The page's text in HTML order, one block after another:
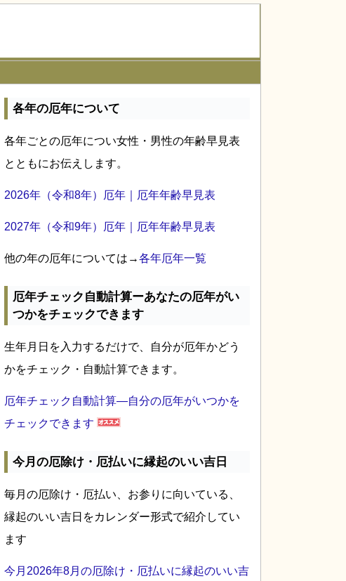
各年の厄年について
各年ごとの厄年につい女性・男性の年齢早見表
とともにお伝えします。
2026年（令和8年）厄年｜厄年年齢早見表
2027年（令和9年）厄年｜厄年年齢早見表
他の年の厄年については→各年厄年一覧
厄年チェック自動計算ーあなたの厄年がい
つかをチェックできます
生年月日を入力するだけで、自分が厄年かどう
かをチェック・自動計算できます。
厄年チェック自動計算―自分の厄年がいつかを
チェックできます
今月の厄除け・厄払いに縁起のいい吉日
毎月の厄除け・厄払い、お参りに向いている、
縁起のいい吉日をカレンダー形式で紹介してい
ます
今月2026年8月の厄除け・厄払いに縁起のいい吉